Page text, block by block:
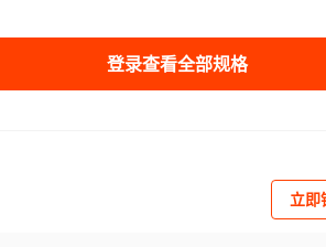
登录查看全部规格
立即